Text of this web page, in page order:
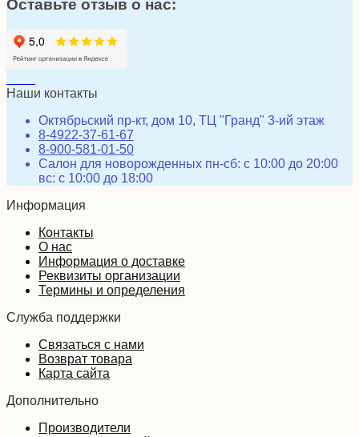
Оставьте отзыв о нас:
Наши контакты
Октябрьский пр-кт, дом 10, ТЦ "Гранд" 3-ий этаж
8-4922-37-61-67
8-900-581-01-50
Салон для новорожденных пн-сб: с 10:00 до 20:00
вс: с 10:00 до 18:00
Информация
Контакты
О нас
Информация о доставке
Реквизиты организации
Термины и определения
Служба поддержки
Связаться с нами
Возврат товара
Карта сайта
Дополнительно
Производители